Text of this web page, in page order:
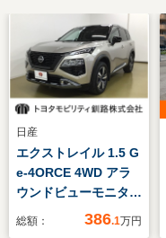
日産
エクストレイル 1.5 G
e-4ORCE 4WD アラ
ウンドビューモニター
付きディスプレーオー
総額： 386.1万円